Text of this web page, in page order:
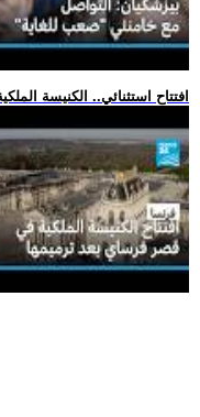
.. افتتاح استثنائي.. الكنيسة